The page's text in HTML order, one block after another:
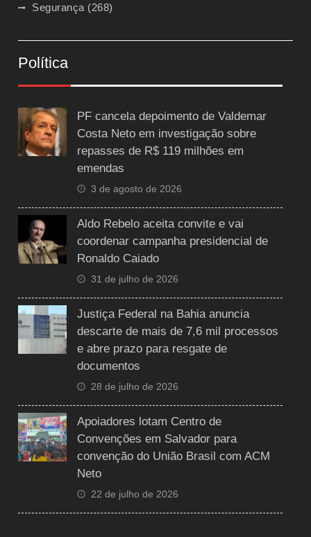
Segurança (268)
Política
PF cancela depoimento de Valdemar
Costa Neto em investigação sobre
repasses de R$ 119 milhões em
emendas
3 de agosto de 2026
Aldo Rebelo aceita convite e vai
coordenar campanha presidencial de
Ronaldo Caiado
31 de julho de 2026
Justiça Federal na Bahia anuncia
descarte de mais de 7,6 mil processos
e abre prazo para resgate de
documentos
28 de julho de 2026
Apoiadores lotam Centro de
Convenções em Salvador para
convenção do União Brasil com ACM
Neto
22 de julho de 2026